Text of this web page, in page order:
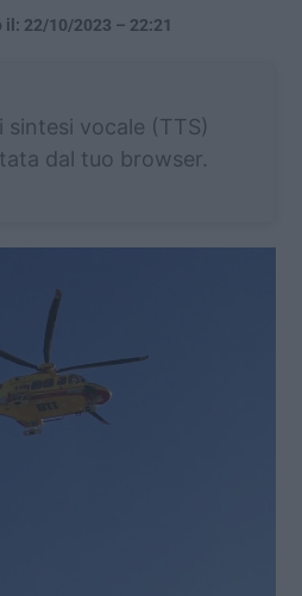
il: 22/10/2023 – 22:21
sintesi vocale (TTS)
dal tuo browser.